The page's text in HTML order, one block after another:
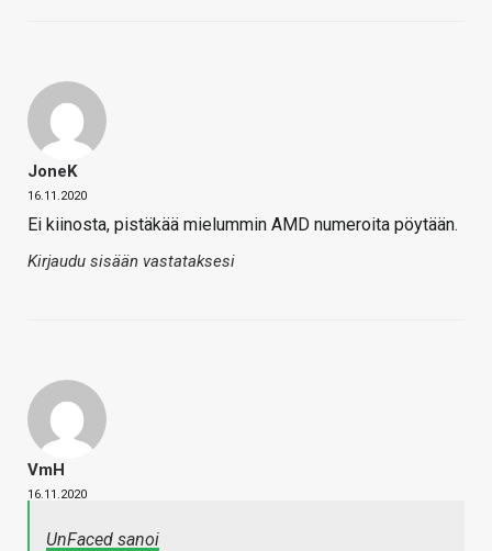
JoneK
16.11.2020
Ei kiinosta, pistäkää mielummin AMD numeroita pöytään.
Kirjaudu sisään vastataksesi
VmH
16.11.2020
UnFaced sanoi